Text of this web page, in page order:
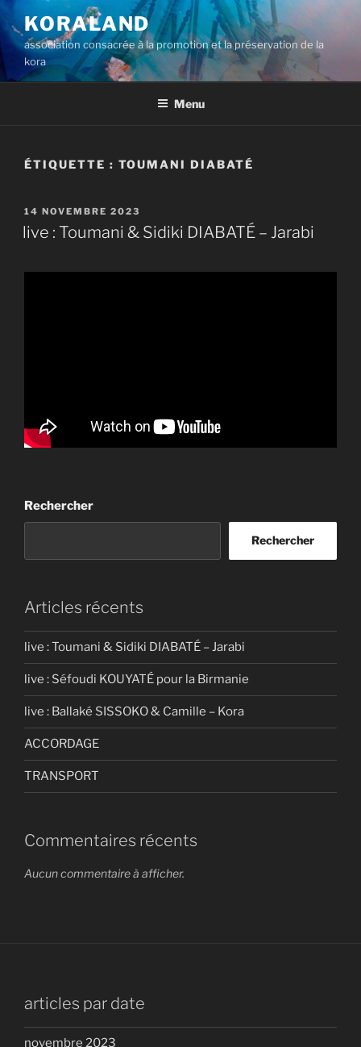
au
contenu
principal
KORALAND
association consacrée à la promotion et la préservation de la
kora
Menu
ÉTIQUETTE : TOUMANI DIABATÉ
PUBLIÉ
LE
14 NOVEMBRE 2023
live : Toumani & Sidiki DIABATÉ – Jarabi
Rechercher
Rechercher
Articles récents
live : Toumani & Sidiki DIABATÉ – Jarabi
live : Séfoudi KOUYATÉ pour la Birmanie
live : Ballaké SISSOKO & Camille – Kora
ACCORDAGE
TRANSPORT
Commentaires récents
Aucun commentaire à afficher.
articles par date
novembre 2023